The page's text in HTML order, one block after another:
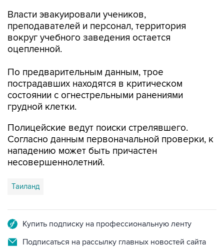
Власти эвакуировали учеников,
преподавателей и персонал, территория
вокруг учебного заведения остается
оцепленной.
По предварительным данным, трое
пострадавших находятся в критическом
состоянии с огнестрельными ранениями
грудной клетки.
Полицейские ведут поиски стрелявшего.
Согласно данным первоначальной проверки, к
нападению может быть причастен
несовершеннолетний.
Таиланд
Купить подписку на профессиональную ленту
Подписаться на рассылку главных новостей сайта